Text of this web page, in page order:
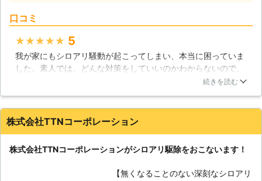
ます。
術を用いて駆除をさせていただきま
す。 ■シロアリ駆除歴38年の害虫駆
除専門業者 弊社はシロアリ駆除歴38
をお引受けいたします。 【有限会社
アートクリーン消毒セールスポイン
レルギーなどの方にも安心な薬剤を使
を飼っていて消毒するのが心配だと言
口コミ
★★★★★ 5
我が家にもシロアリ騒動が起こってしまい、本当に困っていま
した。素人では、どんな対策をしていいのかわからないので、
いろいろ調べた結果、業者に対処を依頼することにしました。
仕事で我が家の悩みに対処してくれたことに感謝しています。
作業以来、我が家のシロアリ騒動もおさまっているのでとても
続きを読む
株式会社TTNコーポレーション
株式会社TTNコーポレーションがシロアリ駆除をおこないます！
【無くなることのない深刻なシロアリ